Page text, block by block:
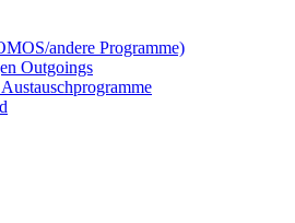
andere Programme)
Outgoings